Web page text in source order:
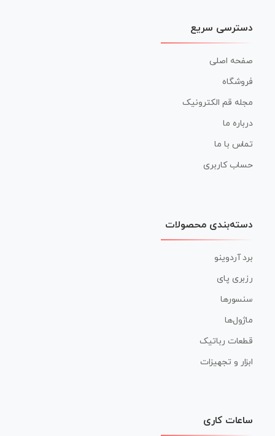
دسترسی سریع
صفحه اصلی
فروشگاه
مجله قم الکترونیک
درباره ما
تماس با ما
حساب کاربری
دسته‌بندی محصولات
برد آردوینو
رزبری پای
سنسورها
ماژول‌ها
قطعات رباتیک
ابزار و تجهیزات
ساعات کاری